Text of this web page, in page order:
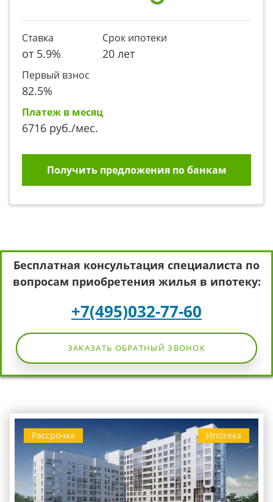
Ставка
от 5.9%
Срок ипотеки
20 лет
Первый взнос
82.5%
Платеж в месяц
6716 руб./мес.
Получить предложения по банкам
Бесплатная консультация специалиста по
вопросам приобретения жилья в ипотеку:
+7(495)032-77-60
ЗАКАЗАТЬ ОБРАТНЫЙ ЗВОНОК
Ипотека
Рассрочка